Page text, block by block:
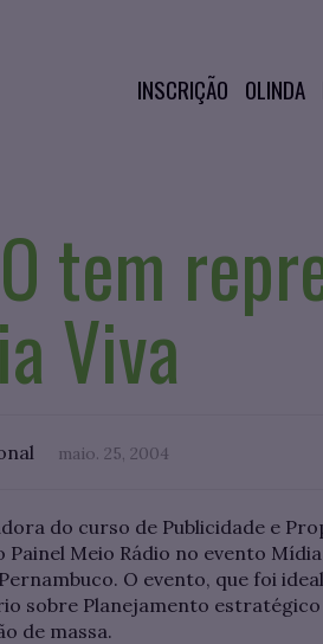
INSCRIÇÃO OLINDA
tem
Viva
maio. 25, 2004
do curso de Publicidade e
Painel Meio Rádio no evento
O evento, que foi
sobre Planejamento
de massa.